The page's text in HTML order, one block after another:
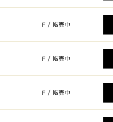
F / 販売中
F / 販売中
F / 販売中